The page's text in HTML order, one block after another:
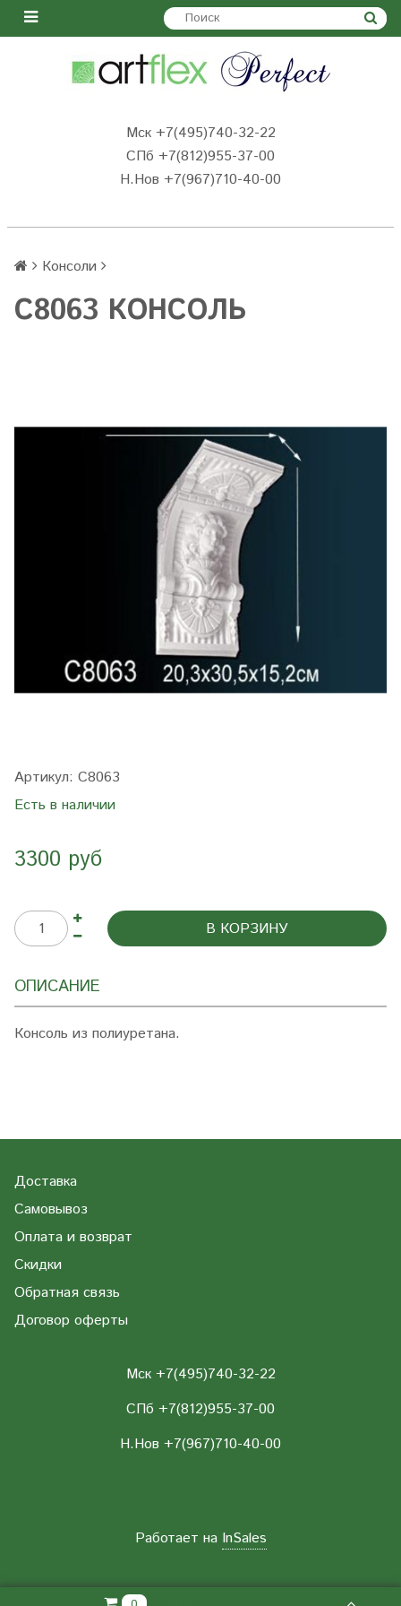
Мск +7(495)740-32-22
СПб +7(812)955-37-00
Н.Нов +7(967)710-40-00
Консоли
C8063 КОНСОЛЬ
Артикул: C8063
Есть в наличии
3300 руб
В КОРЗИНУ
ОПИСАНИЕ
Консоль из полиуретана.
Доставка
Самовывоз
Оплата и возврат
Скидки
Обратная связь
Договор оферты
Мск +7(495)740-32-22
СПб +7(812)955-37-00
Н.Нов +7(967)710-40-00
Работает на InSales